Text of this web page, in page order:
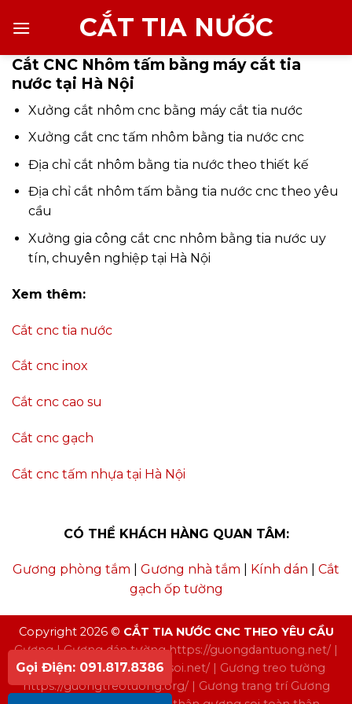
đến
dung
CẮT TIA NƯỚC
Cắt CNC Nhôm tấm bằng máy cắt tia
nước tại Hà Nội
Xưởng cắt nhôm cnc bằng máy cắt tia nước
Xưởng cắt cnc tấm nhôm bằng tia nước cnc
Địa chỉ cắt nhôm bằng tia nước theo thiết kế
Địa chỉ cắt nhôm tấm bằng tia nước cnc theo yêu
cầu
Xưởng gia công cắt cnc nhôm bằng tia nước uy
tín, chuyên nghiệp tại Hà Nội
Xem thêm:
Cắt cnc tia nước
Cắt cnc inox
Cắt cnc cao su
Cắt cnc gạch
Cắt cnc tấm nhựa tại Hà Nội
CÓ THỂ KHÁCH HÀNG QUAN TÂM:
Gương phòng tắm Gương nhà tắm Kính dán
Cắt
gạch ốp tường
Copyright 2026 © CẮT TIA NƯỚC CNC THEO YÊU CẦU
Gương| Gương dán tườnghttps://guongdantuong.net/ |
Gương soihttps://guongsoi.net/| Gương treo tường
https://guongtreotuong.org/| Gương trang trí Gương
Gọi Điện: 091.817.8386